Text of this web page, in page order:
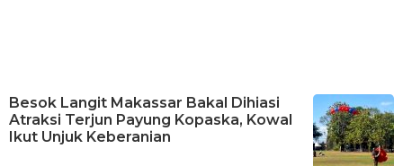
Besok Langit Makassar Bakal Dihiasi
Atraksi Terjun Payung Kopaska, Kowal
Ikut Unjuk Keberanian